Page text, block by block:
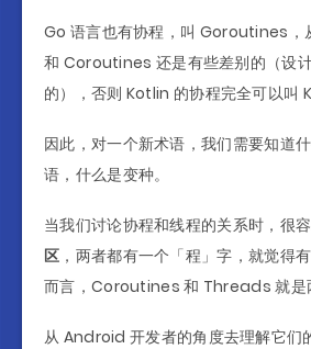
Go 语言也有协程，叫 Goroutines，
和 Coroutines 还是有些差别的（设
的），否则 Kotlin 的协程完全可以叫
因此，对一个新术语，我们需要知道
语，什么是变种。
当我们讨论协程和线程的关系时，很
区 ，两者都有一个「程」字，就觉得
而言，Coroutines 和 Threads 就是
从 Android 开发者的角度去理解它们